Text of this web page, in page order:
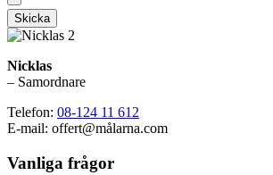
Skicka
Nicklas
– Samordnare
Telefon: 08-124 11 612
E-mail: offert@målarna.com
Vanliga frågor